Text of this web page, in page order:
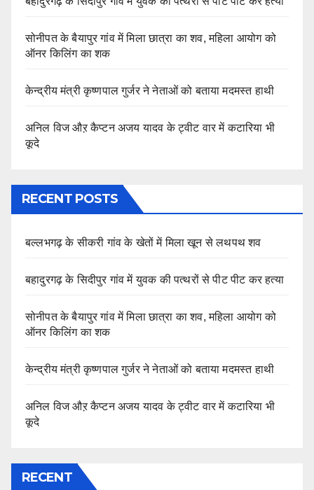
सोनीपत के बैयापुर गांव में मिला छात्रा का शव, महिला आयोग को
ऑनर किलिंग का शक
केन्द्रीय मंत्री कृष्णपाल गुर्जर ने नेताओं को बताया मदमस्त हाथी
अनिल विज औऱ कैप्टन अजय यादव के ट्वीट वार में कटारिया भी
कूदे
RECENT POSTS
बल्लभगढ़ के सीकरी गांव के खेतों में मिला खून से लथपथ शव
बहादुरगढ़ के सिदीपुर गांव में युवक की पत्थरों से पीट पीट कर हत्या
सोनीपत के बैयापुर गांव में मिला छात्रा का शव, महिला आयोग को
ऑनर किलिंग का शक
केन्द्रीय मंत्री कृष्णपाल गुर्जर ने नेताओं को बताया मदमस्त हाथी
अनिल विज औऱ कैप्टन अजय यादव के ट्वीट वार में कटारिया भी
कूदे
RECENT